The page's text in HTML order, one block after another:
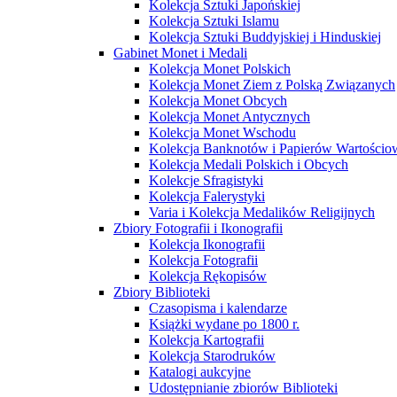
Kolekcja Sztuki Japońskiej
Kolekcja Sztuki Islamu
Kolekcja Sztuki Buddyjskiej i Hinduskiej
Gabinet Monet i Medali
Kolekcja Monet Polskich
Kolekcja Monet Ziem z Polską Związanych
Kolekcja Monet Obcych
Kolekcja Monet Antycznych
Kolekcja Monet Wschodu
Kolekcja Banknotów i Papierów
Kolekcja Medali Polskich i Obcych
Kolekcje Sfragistyki
Kolekcja Falerystyki
Varia i Kolekcja Medalików Religijnych
Zbiory Fotografii i Ikonografii
Kolekcja Ikonografii
Kolekcja Fotografii
Kolekcja Rękopisów
Zbiory Biblioteki
Czasopisma i kalendarze
Książki wydane po 1800 r.
Kolekcja Kartografii
Kolekcja Starodruków
Katalogi aukcyjne
Udostępnianie zbiorów Biblioteki